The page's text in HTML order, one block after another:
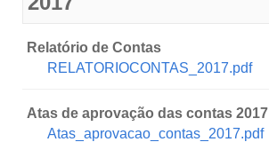
Relatório de Contas
RELATORIOCONTAS_2017.pdf
Atas de aprovação das contas 2017
Atas_aprovacao_contas_2017.pdf